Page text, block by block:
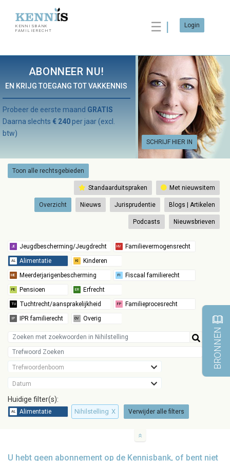
KENNISBANK
FAMILIERECHT
☰ Login
ABONNEER NU!
EN KRIJG TOEGANG TOT VAKKENNIS
SCHRIJF HIER IN
Probeer de eerste maand GRATIS
Daarna slechts € 240 per jaar (excl.
btw)
Toon alle rechtsgebieden
Standaarduitspraken Met nieuwsitem
Overzicht Nieuws Jurisprudentie Blogs | Artikelen
Podcasts Nieuwsbrieven
Trefwoordenboom
Datum
Huidige filter(s):
Nihilstelling X Verwijder alle filters
U hebt geen abonnement op de Kennisbank, of bent niet
BRONNEN